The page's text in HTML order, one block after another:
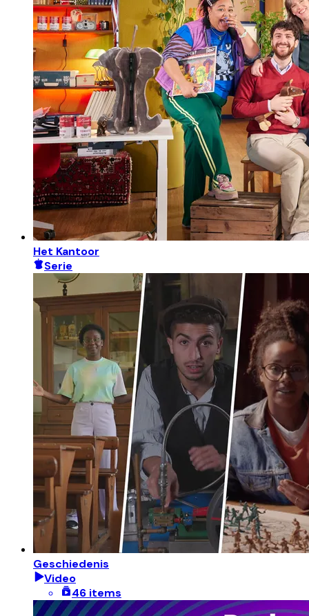
Het Kantoor
Serie
Geschiedenis
Video
46 items